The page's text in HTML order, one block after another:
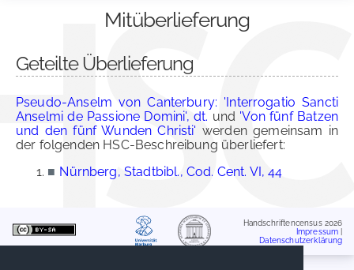
Mitüberlieferung
Geteilte Überlieferung
Pseudo-Anselm von Canterbury: 'Interrogatio Sancti
Anselmi de Passione Domini', dt. und 'Von fünf Batzen
und den fünf Wunden Christi' werden gemeinsam in
der folgenden HSC-Beschreibung überliefert:
■ Nürnberg, Stadtbibl., Cod. Cent. VI, 44
Handschriftencensus 2026
Impressum
Datenschutzerklärung